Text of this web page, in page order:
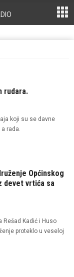
rudara.
koji su se davne
rada.
Općinskog
devet vrtića sa
Rešad Kadić i Huso
proteklo u veseloj